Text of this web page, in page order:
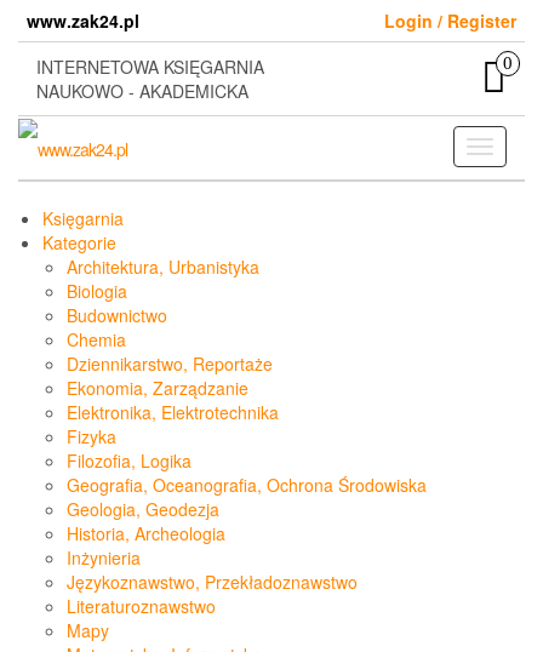
content
www.zak24.pl
Login / Register
INTERNETOWA KSIĘGARNIA
NAUKOWO - AKADEMICKA
0
Toggle
Księgarnia
Kategorie
Architektura, Urbanistyka
Biologia
Budownictwo
Chemia
Dziennikarstwo, Reportaże
Ekonomia, Zarządzanie
Elektronika, Elektrotechnika
Fizyka
Filozofia, Logika
Geografia, Oceanografia, Ochrona Środowiska
Geologia, Geodezja
Historia, Archeologia
Inżynieria
Językoznawstwo, Przekładoznawstwo
Literaturoznawstwo
Mapy